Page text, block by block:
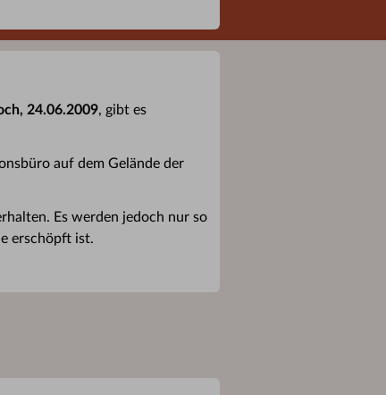
24.06.2009, gibt es
auf dem Gelände der
Es werden jedoch nur so
erschöpft ist.